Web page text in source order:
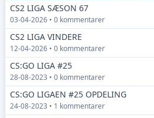
CS2 LIGA SÆSON 67
03-04-2026 • 0 kommentarer
CS2 LIGA VINDERE
12-04-2026 • 0 kommentarer
CS:GO LIGA #25
28-08-2023 • 0 kommentarer
CS:GO LIGAEN #25 OPDELING
24-08-2023 • 1 kommentarer